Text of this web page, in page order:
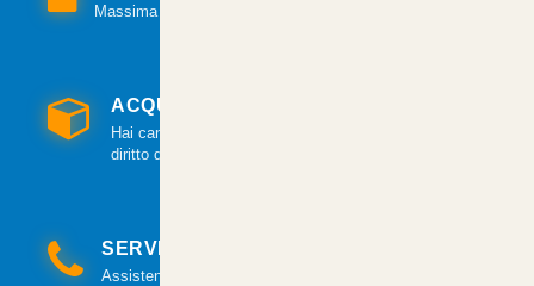
Massima sicurezza per tutte le modalità di pagamento.
ACQUISTO GARANTITO
Hai cambiato idea? Hai 14 giorni per esercitare il
diritto di recesso.
SERVIZIO CLIENTI
Assistenza clienti via mail e telefonica a tua